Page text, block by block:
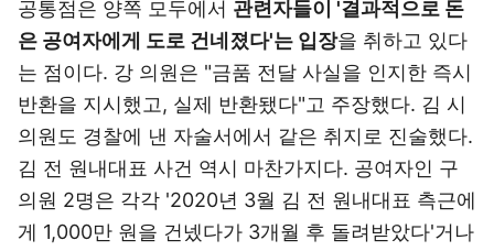
공통점은 양쪽 모두에서 관련자들이 '결과적으로 돈
은 공여자에게 도로 건네졌다'는 입장을 취하고 있다
는 점이다. 강 의원은 "금품 전달 사실을 인지한 즉시
반환을 지시했고, 실제 반환됐다"고 주장했다. 김 시
의원도 경찰에 낸 자술서에서 같은 취지로 진술했다.
김 전 원내대표 사건 역시 마찬가지다. 공여자인 구
의원 2명은 각각 '2020년 3월 김 전 원내대표 측근에
게 1,000만 원을 건넸다가 3개월 후 돌려받았다'거나